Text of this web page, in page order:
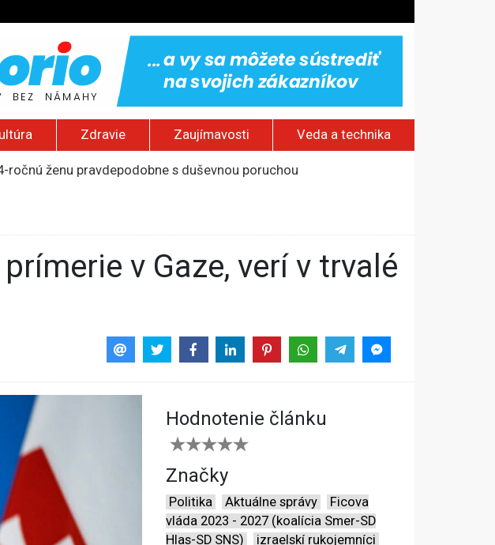
Zdravie Zaujímavosti Veda a technika
ženu pravdepodobne s duševnou poruchou
s kontrabandom na otvorenom mori
Hodnotenie článku
Značky
Politika Aktuálne správy
Ficova
vláda 2023 - 2027 (koalícia Smer-SD
Hlas-SD SNS)
izraelskí rukojemníci